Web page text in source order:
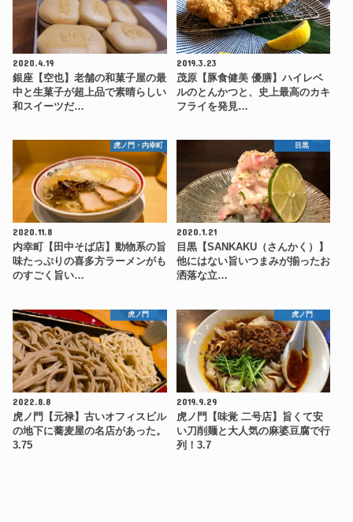
2020.4.19
銀座【空也】老舗の和菓子屋の最
中と生菓子が超上品で素晴らしい
和スイーツだ…
2019.3.23
茂原【豚食健美 優膳】ハイレベ
ルのとんかつと、史上最高のカキ
フライを発見…
虎ノ門・内幸町
2020.11.8
内幸町【田中そば店】動物系の旨
味たっぷりの喜多方ラーメンがも
のすごく旨い…
目黒
2020.1.21
目黒【SANKAKU（さんかく）】
他にはない旨いつまみが揃ったお
洒落な立…
虎ノ門
2022.8.8
虎ノ門【元禄】古いオフィスビル
の地下に蕎麦屋の名店があった。
3.75
虎ノ門
2019.9.29
虎ノ門【味覚 二号店】旨くて安
い刀削麺と大人気の麻婆豆腐で行
列！3.7